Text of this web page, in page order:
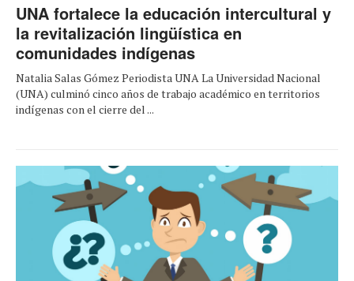
UNA fortalece la educación intercultural y
la revitalización lingüística en
comunidades indígenas
Natalia Salas Gómez Periodista UNA La Universidad Nacional
(UNA) culminó cinco años de trabajo académico en territorios
indígenas con el cierre del ...